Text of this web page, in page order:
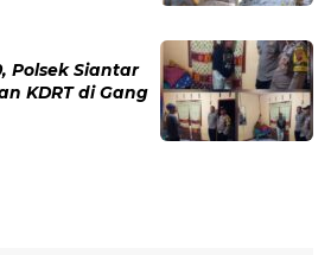
Polsek Siantar
KDRT di Gang